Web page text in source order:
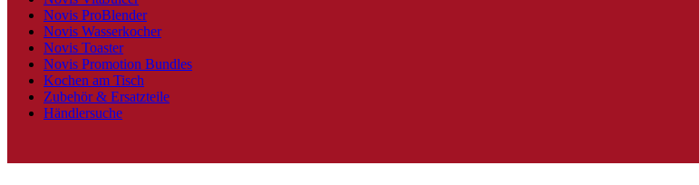
Novis ProBlender
Novis Wasserkocher
Novis Toaster
Novis Promotion Bundles
Kochen am Tisch
Zubehör & Ersatzteile
Händlersuche